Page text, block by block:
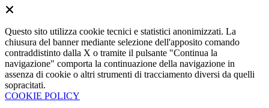
Questo sito utilizza cookie tecnici e statistici anonimizzati. La
chiusura del banner mediante selezione dell'apposito comando
contraddistinto dalla X o tramite il pulsante "Continua la
navigazione" comporta la continuazione della navigazione in
assenza di cookie o altri strumenti di tracciamento diversi da quelli
sopracitati.
COOKIE POLICY